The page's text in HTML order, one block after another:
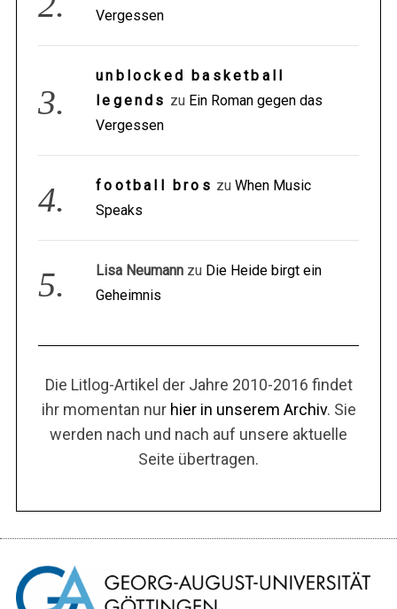
Vergessen
unblocked basketball
legends zu Ein Roman gegen das
Vergessen
football bros zu When Music
Speaks
Lisa Neumann zu Die Heide birgt ein
Geheimnis
Die Litlog-Artikel der Jahre 2010-2016 findet
ihr momentan nur hier in unserem Archiv. Sie
werden nach und nach auf unsere aktuelle
Seite übertragen.